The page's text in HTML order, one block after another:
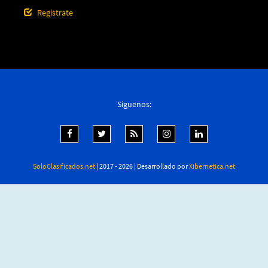
Regístrate
Síguenos:
SoloClasificados.net | 2017 - 2026 | Desarrollado porXibernetica.net